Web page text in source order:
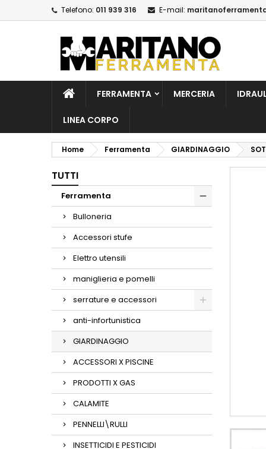
Telefono: 011 939 316 E-mail:
FERRAMENTA MERCERIA
LINEA CORPO
Home Ferramenta GIARDINAGGIO
TUTTI
Ferramenta
Bulloneria
Accessori stufe
Elettro utensili
maniglieria e pomelli
serrature e accessori
anti-infortunistica
GIARDINAGGIO
ACCESSORI X PISCINE
PRODOTTI X GAS
CALAMITE
PENNELLI\RULLI
INSETTICIDI E PESTICIDI